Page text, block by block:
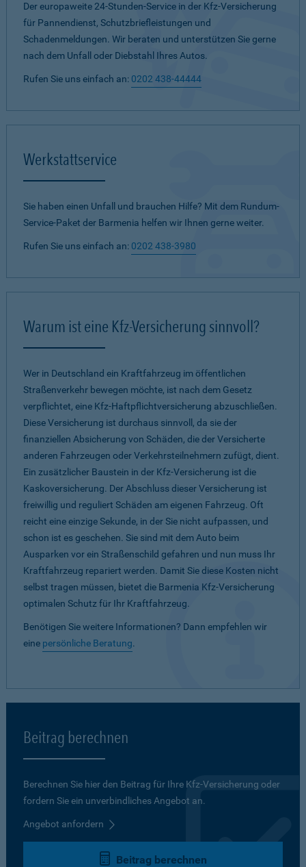
Der europaweite 24-Stunden-Service in der Kfz-Versicherung
für Pannendienst, Schutzbriefleistungen und
Schadenmeldungen. Wir beraten und unterstützen Sie gerne
nach dem Unfall oder Diebstahl Ihres Autos.
Rufen Sie uns einfach an: 0202 438-44444
Werkstattservice
Sie haben einen Unfall und brauchen Hilfe? Mit dem Rundum-
Service-Paket der Barmenia helfen wir Ihnen gerne weiter.
Rufen Sie uns einfach an: 0202 438-3980
Warum ist eine Kfz-Versicherung sinnvoll?
Wer in Deutschland ein Kraftfahrzeug im öffentlichen
Straßenverkehr bewegen möchte, ist nach dem Gesetz
verpflichtet, eine Kfz-Haftpflichtversicherung abzuschließen.
Diese Versicherung ist durchaus sinnvoll, da sie der
finanziellen Absicherung von Schäden, die der Versicherte
anderen Fahrzeugen oder Verkehrsteilnehmern zufügt, dient.
Ein zusätzlicher Baustein in der Kfz-Versicherung ist die
Kaskoversicherung. Der Abschluss dieser Versicherung ist
freiwillig und reguliert Schäden am eigenen Fahrzeug. Oft
reicht eine einzige Sekunde, in der Sie nicht aufpassen, und
schon ist es geschehen. Sie sind mit dem Auto beim
Ausparken vor ein Straßenschild gefahren und nun muss Ihr
Kraftfahrzeug repariert werden. Damit Sie diese Kosten nicht
selbst tragen müssen, bietet die Barmenia Kfz-Versicherung
optimalen Schutz für Ihr Kraftfahrzeug.
Benötigen Sie weitere Informationen? Dann empfehlen wir
eine persönliche Beratung.
Beitrag berechnen
Berechnen Sie hier den Beitrag für Ihre Kfz-Versicherung oder
fordern Sie ein unverbindliches Angebot an.
Angebot anfordern
Beitrag berechnen